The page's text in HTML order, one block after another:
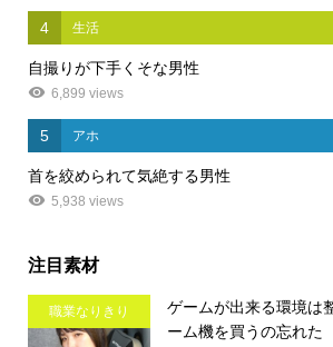
4 生活
自撮りが下手くそな男性
6,899 views
5 アホ
首を絞められて気絶する男性
5,938 views
注目素材
職業なりきり
ゲームが出来る環境は
ーム機を買うの忘れた